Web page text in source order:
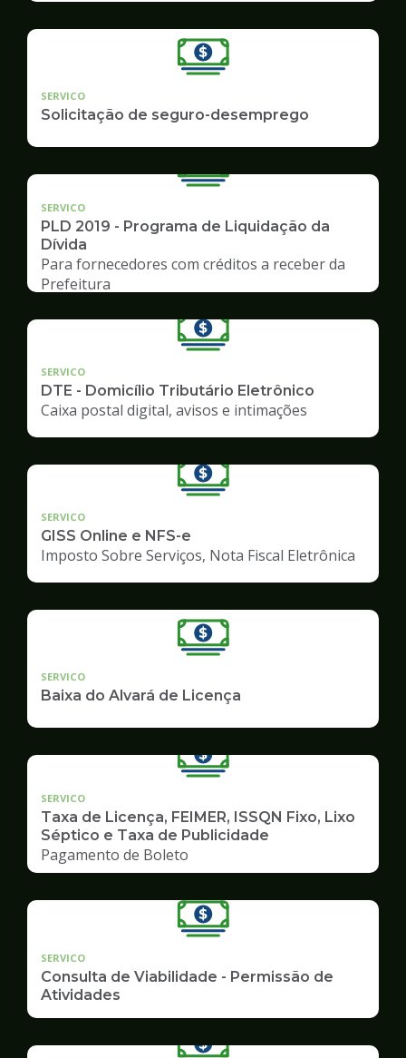
SERVICO
Solicitação de seguro-desemprego
SERVICO
PLD 2019 - Programa de Liquidação da
Dívida
Para fornecedores com créditos a receber da
Prefeitura
SERVICO
DTE - Domicílio Tributário Eletrônico
Caixa postal digital, avisos e intimações
SERVICO
GISS Online e NFS-e
Imposto Sobre Serviços, Nota Fiscal Eletrônica
SERVICO
Baixa do Alvará de Licença
SERVICO
Taxa de Licença, FEIMER, ISSQN Fixo, Lixo
Séptico e Taxa de Publicidade
Pagamento de Boleto
SERVICO
Consulta de Viabilidade - Permissão de
Atividades